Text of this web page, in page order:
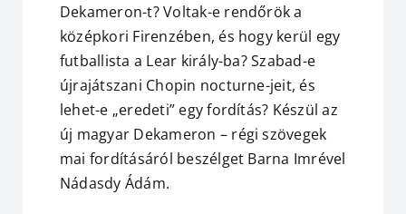
Dekameron-t? Voltak-e rendőrök a
középkori Firenzében, és hogy kerül egy
futballista a Lear király-ba? Szabad-e
újrajátszani Chopin nocturne-jeit, és
lehet-e „eredeti” egy fordítás? Készül az
új magyar Dekameron – régi szövegek
mai fordításáról beszélget Barna Imrével
Nádasdy Ádám.